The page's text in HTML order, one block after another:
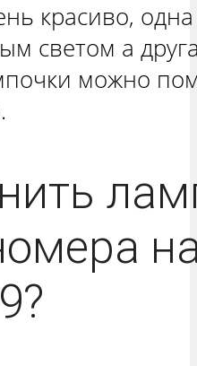
красиво,
светом а
можно